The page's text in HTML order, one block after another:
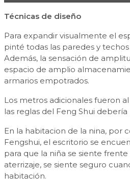
Técnicas de diseño
Para expandir visualmente el
pinté todas las paredes y
Además, la sensación de
espacio de amplio
armarios empotrados.
Los metros adicionales fueron
las reglas del Feng Shui
En la habitacion de la nina, por
Fengshui, el escritorio se
para que la niña se siente
aterrizaje, se siente seguro
habitación.